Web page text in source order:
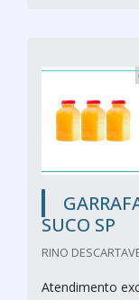
SUCO SP
RINO
Atendimento